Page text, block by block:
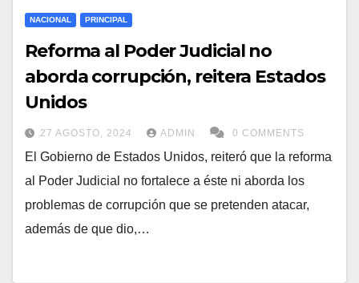
NACIONAL PRINCIPAL
Reforma al Poder Judicial no
aborda corrupción, reitera Estados
Unidos
27 AGOSTO, 2024 ADMIN 0 COMMENTS
El Gobierno de Estados Unidos, reiteró que la reforma
al Poder Judicial no fortalece a éste ni aborda los
problemas de corrupción que se pretenden atacar,
además de que dio,…